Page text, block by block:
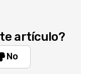
artículo?
No